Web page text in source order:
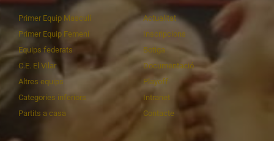
Primer Equip Masculí
Primer Equip Femení
Equips federats
C.E. El Vilar
Altres equips
Categories inferiors
Partits a casa
Actualitat
Inscripcions
Botiga
Documentació
Playoff
Intranet
Contacte